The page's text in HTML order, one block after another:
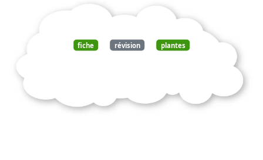
fiche révision plantes